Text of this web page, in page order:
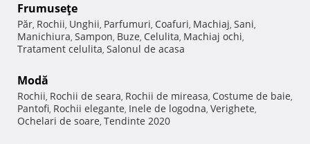
Frumuseţe
Păr, Rochii, Unghii, Parfumuri, Coafuri, Machiaj, Sani,
Manichiura, Sampon, Buze, Celulita, Machiaj ochi,
Tratament celulita, Salonul de acasa
Modă
Rochii, Rochii de seara, Rochii de mireasa, Costume de baie,
Pantofi, Rochii elegante, Inele de logodna, Verighete,
Ochelari de soare, Tendinte 2020